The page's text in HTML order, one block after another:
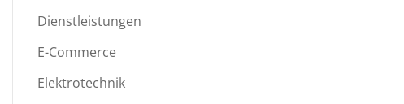
Dienstleistungen
E-Commerce
Elektrotechnik